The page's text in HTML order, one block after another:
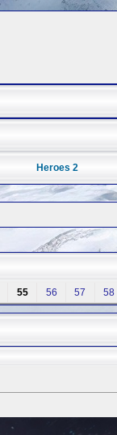
Heroes 2
55 56 57 58